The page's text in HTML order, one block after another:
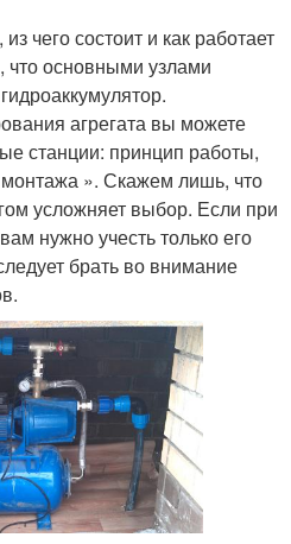
чего состоит и как работает
основными узлами
агрегата вы можете
станции: принцип работы,
». Скажем лишь, что
усложняет выбор. Если при
нужно учесть только его
брать во внимание